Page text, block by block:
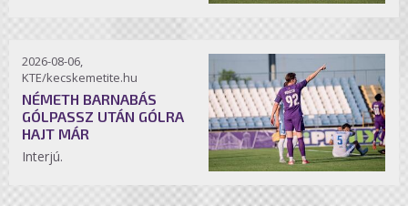
2026-08-06,
KTE/kecskemetite.hu
NÉMETH BARNABÁS
GÓLPASSZ UTÁN GÓLRA
HAJT MÁR
Interjú.